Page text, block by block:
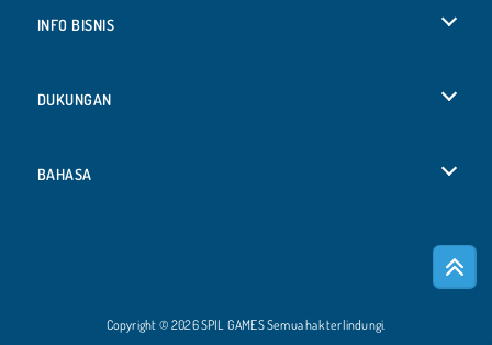
INFO BISNIS
DUKUNGAN
BAHASA
Copyright © 2026 SPIL GAMES Semua hak terlindungi.